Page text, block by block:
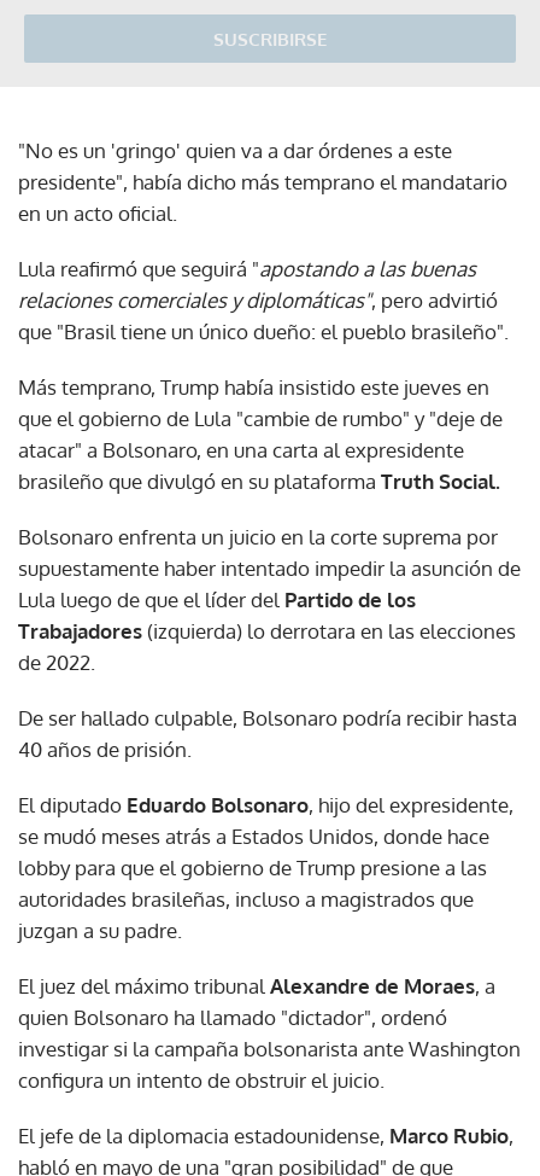
SUSCRIBIRSE
"No es un 'gringo' quien va a dar órdenes a este
presidente", había dicho más temprano el mandatario
en un acto oficial.
Lula reafirmó que seguirá "apostando a las buenas
relaciones comerciales y diplomáticas", pero advirtió
que "Brasil tiene un único dueño: el pueblo brasileño".
Más temprano, Trump había insistido este jueves en
que el gobierno de Lula "cambie de rumbo" y "deje de
atacar" a Bolsonaro, en una carta al expresidente
brasileño que divulgó en su plataforma Truth Social.
Bolsonaro enfrenta un juicio en la corte suprema por
supuestamente haber intentado impedir la asunción de
Lula luego de que el líder del Partido de los
Trabajadores (izquierda) lo derrotara en las elecciones
de 2022.
De ser hallado culpable, Bolsonaro podría recibir hasta
40 años de prisión.
El diputado Eduardo Bolsonaro, hijo del expresidente,
se mudó meses atrás a Estados Unidos, donde hace
lobby para que el gobierno de Trump presione a las
autoridades brasileñas, incluso a magistrados que
juzgan a su padre.
El juez del máximo tribunal Alexandre de Moraes, a
quien Bolsonaro ha llamado "dictador", ordenó
investigar si la campaña bolsonarista ante Washington
configura un intento de obstruir el juicio.
El jefe de la diplomacia estadounidense, Marco Rubio,
habló en mayo de una "gran posibilidad" de que